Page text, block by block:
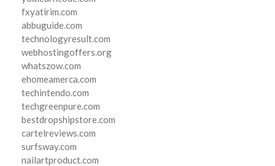
fxyatirim.com
abbuguide.com
technologyresult.com
webhostingoffers.org
whatszow.com
ehomeamerca.com
techintendo.com
techgreenpure.com
bestdropshipstore.com
cartelreviews.com
surfsway.com
nailartproduct.com